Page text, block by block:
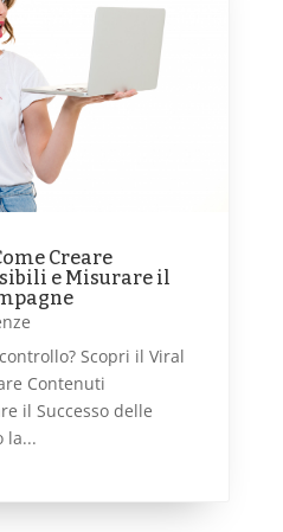
Creare
e Misurare il
Scopri il Viral
Contenuti
il Successo delle
la...